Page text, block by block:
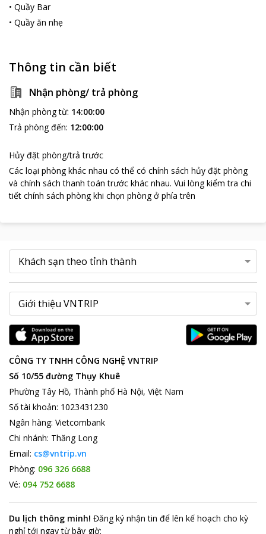
• Quầy Bar
• Quầy ăn nhẹ
Thông tin cần biết
Nhận phòng/ trả phòng
Nhận phòng từ: 14:00:00
Trả phòng đến: 12:00:00
Hủy đặt phòng/trả trước
Các loại phòng khác nhau có thể có chính sách hủy đặt phòng
và chính sách thanh toán trước khác nhau. Vui lòng kiểm tra chi
tiết chính sách phòng khi chọn phòng ở phía trên
CÔNG TY TNHH CÔNG NGHỆ VNTRIP
Số 10/55 đường Thụy Khuê
Phường Tây Hồ, Thành phố Hà Nội, Việt Nam
Số tài khoản: 1023431230
Ngân hàng: Vietcombank
Chi nhánh: Thăng Long
Email: cs@vntrip.vn
Phòng: 096 326 6688
Vé: 094 752 6688
Du lịch thông minh! Đăng ký nhận tin để lên kế hoạch cho kỳ
nghỉ tới ngay từ bây giờ: